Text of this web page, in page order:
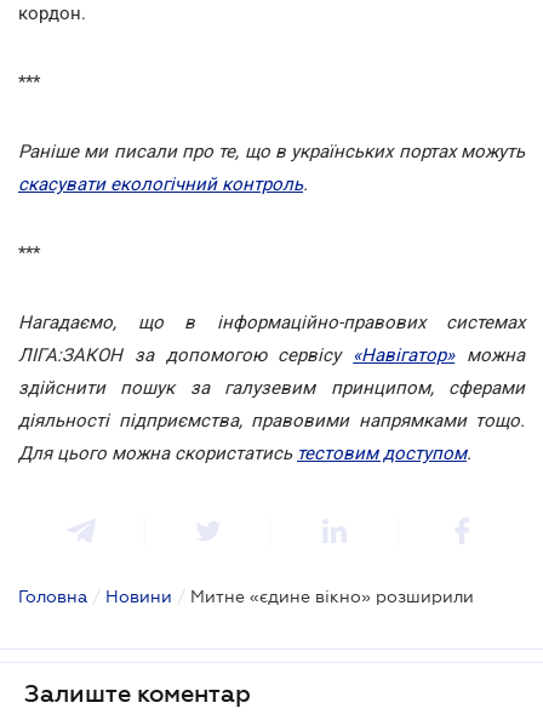
кордон.
***
Раніше ми писали про те, що в українських портах можуть
скасувати екологічний контроль.
***
Нагадаємо, що в інформаційно-правових системах
ЛІГА:ЗАКОН за допомогою сервісу «Навігатор»можна
здійснити пошук за галузевим принципом, сферами
діяльності підприємства, правовими напрямками тощо.
Для цього можна скористатись тестовим доступом.
Головна / Новини / Митне «єдине вікно» розширили
Залиште коментар